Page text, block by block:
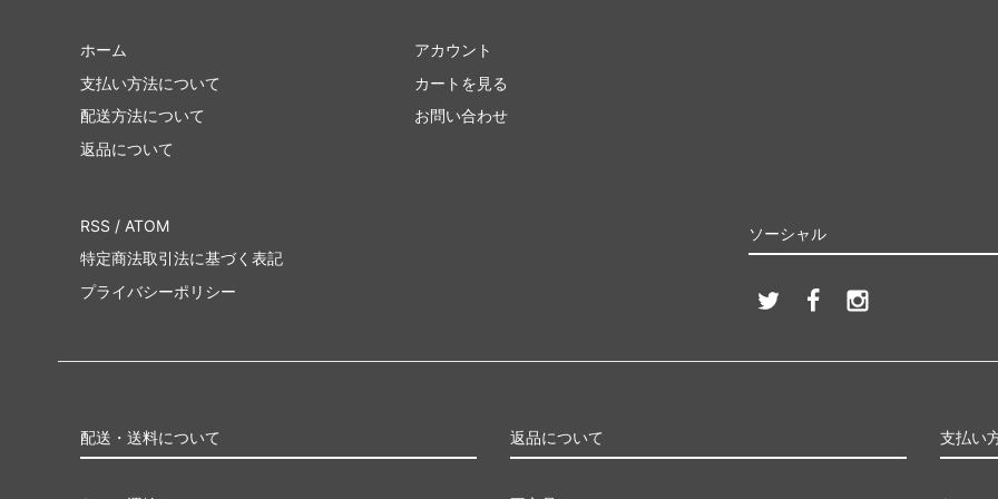
ホーム
支払い方法について
配送方法について
返品について
アカウント
カートを見る
お問い合わせ
ソーシャル
RSS / ATOM
特定商法取引法に基づく表記
プライバシーポリシー
配送・送料について 返品について 支払い